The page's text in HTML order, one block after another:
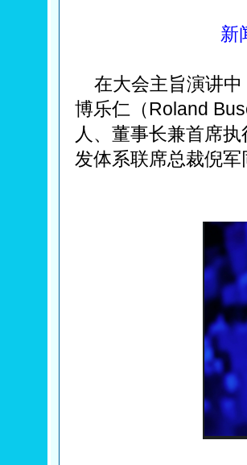
新
在大会主旨演讲中
博乐仁（Roland
人、董事长兼首席
发体系联席总裁倪